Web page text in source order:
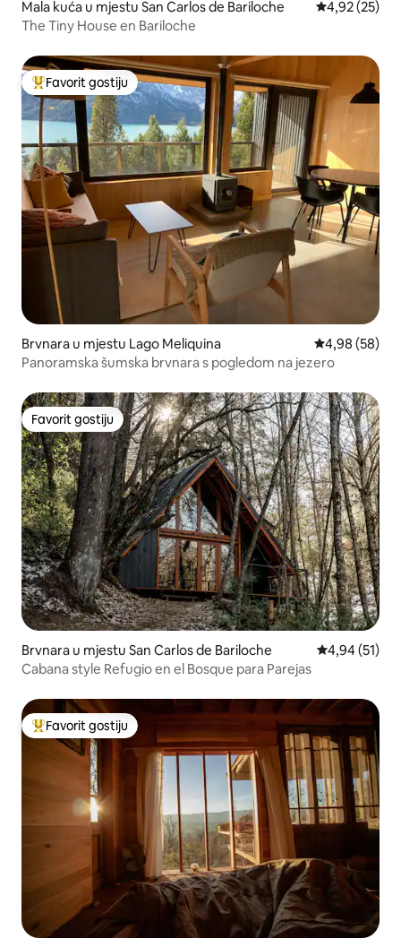
Mala kuća u mjestu San Carlos de Bariloche Prosječna
4,92 (25)
The Tiny House en Bariloche
Glavni favorit gostiju
Favorit gostiju
Brvnara u mjestu Lago Meliquina Prosječna
4,98 (58)
Panoramska šumska brvnara s pogledom na jezero
Favorit gostiju
Favorit gostiju
Brvnara u mjestu San Carlos de Bariloche Prosječna
4,94 (51)
Cabana style Refugio en el Bosque para Parejas
Glavni favorit gostiju
Favorit gostiju